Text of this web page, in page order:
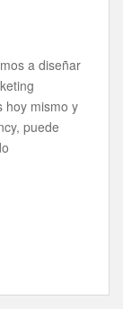
a diseñar
hoy mismo y
puede